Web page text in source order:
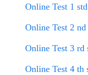
Online Test 1 std
Online Test 2 nd
Online Test 3 rd
Online Test 4 th